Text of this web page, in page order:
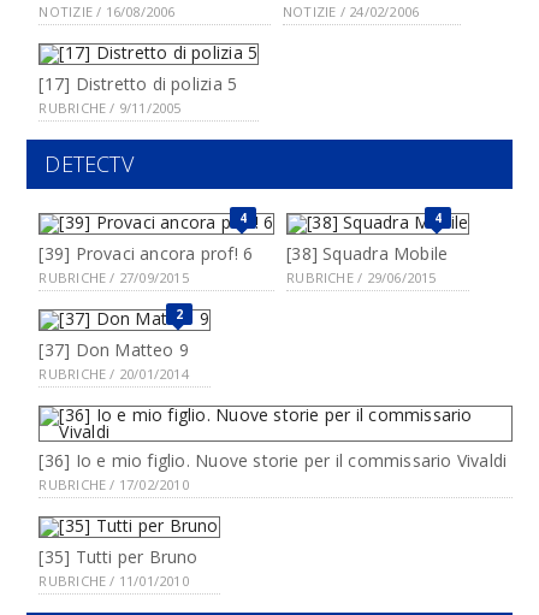
NOTIZIE / 16/08/2006 NOTIZIE / 24/02/2006
[17] Distretto di polizia 5
RUBRICHE / 9/11/2005
DETECTV
4
[39] Provaci ancora prof! 6
RUBRICHE / 27/09/2015
4
[38] Squadra Mobile
RUBRICHE / 29/06/2015
2
[37] Don Matteo 9
RUBRICHE / 20/01/2014
[36] Io e mio figlio. Nuove storie per il commissario Vivaldi
RUBRICHE / 17/02/2010
[35] Tutti per Bruno
RUBRICHE / 11/01/2010